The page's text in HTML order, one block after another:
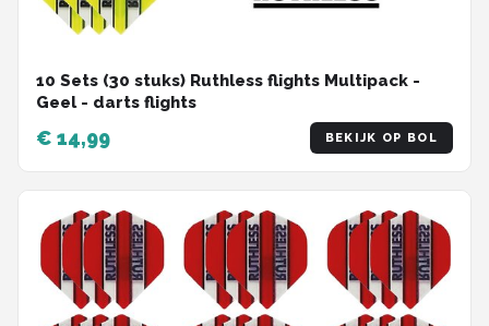
10 Sets (30 stuks) Ruthless flights Multipack -
Geel - darts flights
€ 14,99 BEKIJK OP BOL